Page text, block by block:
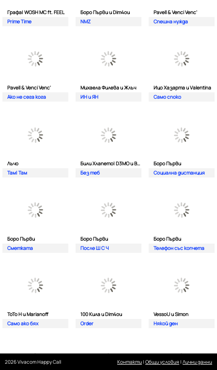
Графа| WOSH MC ft. FEEL
Prime Time
Боро Първи и Dim4ou
NMZ
Pavell & Venci Venc'
Спешна нужда
Pavell & Venci Venc'
Ако не сега кога
Михаела Филева и Жлъч
ИН и ЯН
Ицо Хазарта и Valentina
Само споко
Лъчо
Там| Там
Били Хлапето| D3MO и BREVIS
Без теб
Боро Първи
Социална дистанция
Боро Първи
Сметката
Боро Първи
После Ш С Ч
Боро Първи
Телефон със копчета
ТоТо Н и Marianoff
Само ако бях
100 Кила и Dim4ou
Order
VessoU и Simon
Някой ден
2026 Vivacom Happy Call Контакти| Общи условия | Лични данни